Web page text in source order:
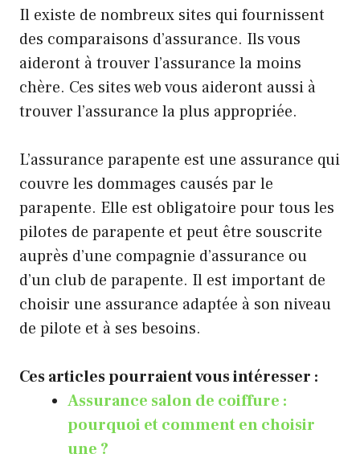
Il existe de nombreux sites qui fournissent
des comparaisons d’assurance. Ils vous
aideront à trouver l’assurance la moins
chère. Ces sites web vous aideront aussi à
trouver l’assurance la plus appropriée.
L’assurance parapente est une assurance qui
couvre les dommages causés par le
parapente. Elle est obligatoire pour tous les
pilotes de parapente et peut être souscrite
auprès d’une compagnie d’assurance ou
d’un club de parapente. Il est important de
choisir une assurance adaptée à son niveau
de pilote et à ses besoins.
Ces articles pourraient vous intéresser :
Assurance salon de coiffure :
pourquoi et comment en choisir
une ?